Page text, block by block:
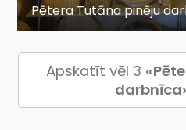
Pētera Tutāna pinēju
Apskatīt vēl 3